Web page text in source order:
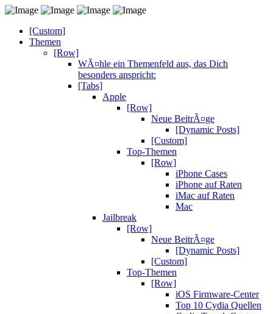
[Custom]
Themen
[Row]
WÃ¤hle ein Themenfeld aus, das Dich
besonders anspricht:
[Tabs]
Apple
[Row]
Neue BeitrÃ¤ge
[Dynamic Posts]
[Custom]
Top-Themen
[Row]
iPhone Cases
iPhone auf Raten
iMac auf Raten
Mac
Jailbreak
[Row]
Neue BeitrÃ¤ge
[Dynamic Posts]
[Custom]
Top-Themen
[Row]
iOS Firmware-Center
Top 10 Cydia Quellen